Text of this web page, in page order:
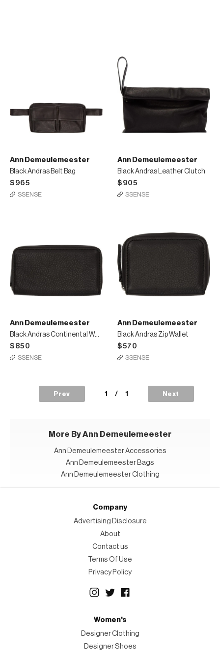
Ann Demeulemeester
Black Andras Belt Bag
$965
SSENSE
Ann Demeulemeester
Black Andras Leather Clutch
$905
SSENSE
Ann Demeulemeester
Black Andras Continental Wallet
$850
SSENSE
Ann Demeulemeester
Black Andras Zip Wallet
$570
SSENSE
Prev 1 / 1 Next
More By Ann Demeulemeester
Ann Demeulemeester Accessories
Ann Demeulemeester Bags
Ann Demeulemeester Clothing
Company
Advertising Disclosure
About
Contact us
Terms Of Use
Privacy Policy
Women's
Designer Clothing
Designer Shoes